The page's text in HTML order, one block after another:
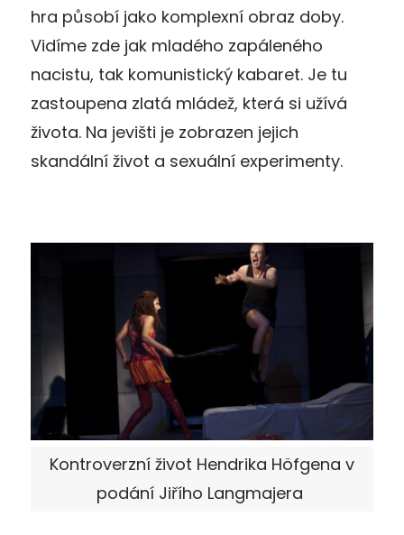
hra působí jako komplexní obraz doby.
Vidíme zde jak mladého zapáleného
nacistu, tak komunistický kabaret. Je tu
zastoupena zlatá mládež, která si užívá
života. Na jevišti je zobrazen jejich
skandální život a sexuální experimenty.
Kontroverzní život Hendrika Höfgena v
podání Jiřího Langmajera